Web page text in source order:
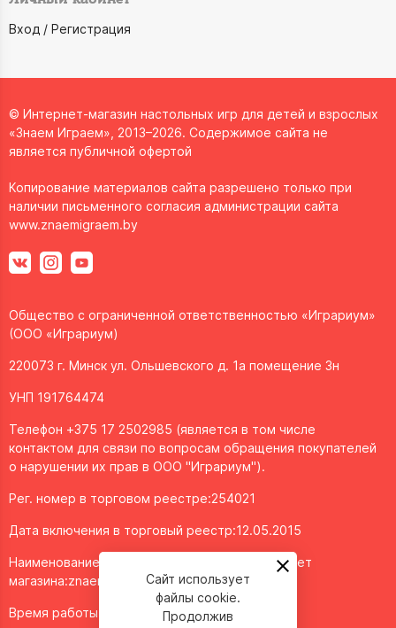
Вход / Регистрация
© Интернет-магазин настольных игр для детей и взрослых
«Знаем Играем», 2013–2026. Содержимое сайта не
является публичной офертой
Копирование материалов сайта разрешено только при
наличии письменного согласия администрации сайта
www.znaemigraem.by
Общество с ограниченной ответственностью «Играриум»
(ООО «Играриум)
220073 г. Минск ул. Ольшевского д. 1а помещение 3н
УНП 191764474
Телефон +375 17 2502985 (является в том числе
контактом для связи по вопросам обращения покупателей
о нарушении их прав в ООО "Играриум").
Рег. номер в торговом реестре:254021
Дата включения в торговый реестр:12.05.2015
Наименование объекта/доменное имя интернет
магазина:znaemigraem.by
Время работы: ежедневно с 11:00 до 20:00
Сайт использует
файлы cookie.
Продолжив